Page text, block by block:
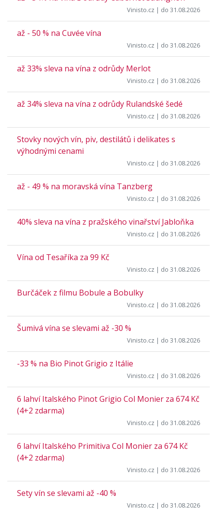
Vinisto.cz | do 31.08.2026
až - 50 % na Cuvée vína
Vinisto.cz | do 31.08.2026
až 33% sleva na vína z odrůdy Merlot
Vinisto.cz | do 31.08.2026
až 34% sleva na vína z odrůdy Rulandské šedé
Vinisto.cz | do 31.08.2026
Stovky nových vín, piv, destilátů i delikates s
výhodnými cenami
Vinisto.cz | do 31.08.2026
až - 49 % na moravská vína Tanzberg
Vinisto.cz | do 31.08.2026
40% sleva na vína z pražského vinařství Jabloňka
Vinisto.cz | do 31.08.2026
Vína od Tesaříka za 99 Kč
Vinisto.cz | do 31.08.2026
Burčáček z filmu Bobule a Bobulky
Vinisto.cz | do 31.08.2026
Šumivá vína se slevami až -30 %
Vinisto.cz | do 31.08.2026
-33 % na Bio Pinot Grigio z Itálie
Vinisto.cz | do 31.08.2026
6 lahví Italského Pinot Grigio Col Monier za 674 Kč
(4+2 zdarma)
Vinisto.cz | do 31.08.2026
6 lahví Italského Primitiva Col Monier za 674 Kč
(4+2 zdarma)
Vinisto.cz | do 31.08.2026
Sety vín se slevami až -40 %
Vinisto.cz | do 31.08.2026